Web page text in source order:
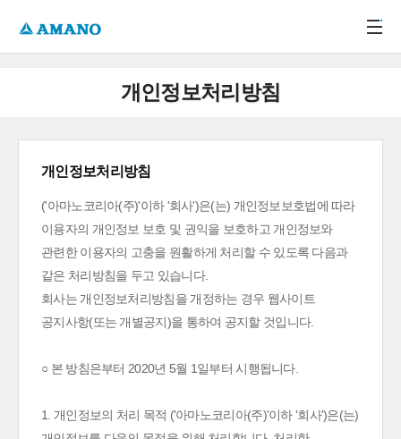
개인정보처리방침
개인정보처리방침
('아마노코리아(주)'이하 '회사')은(는) 개인정보보호법에 따라
이용자의 개인정보 보호 및 권익을 보호하고 개인정보와
관련한 이용자의 고충을 원활하게 처리할 수 있도록 다음과
같은 처리방침을 두고 있습니다.
회사는 개인정보처리방침을 개정하는 경우 웹사이트
공지사항(또는 개별공지)을 통하여 공지할 것입니다.
○ 본 방침은부터 2020년 5월 1일부터 시행됩니다.
1. 개인정보의 처리 목적 ('아마노코리아(주)'이하 '회사')은(는)